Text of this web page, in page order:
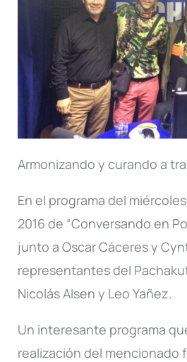
Armonizando y curando a
En el programa del
2016 de “Conversando en
junto a Oscar Cáceres y
representantes del
Nicolás Alsen y Leo Yañez.
Un interesante programa
realización del mencionado